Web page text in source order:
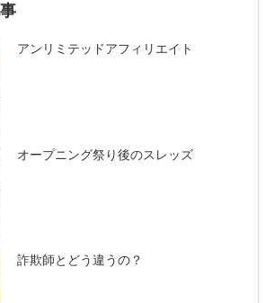
アンリミテッドアフィリエイト
オープニング祭り後のスレッズ
詐欺師とどう違うの？